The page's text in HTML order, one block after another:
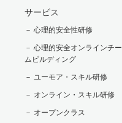
サービス
－ 心理的安全性研修
－ 心理的安全オンラインチー
ムビルディング
－ ユーモア・スキル研修
－ オンライン・スキル研修
－ オープンクラス